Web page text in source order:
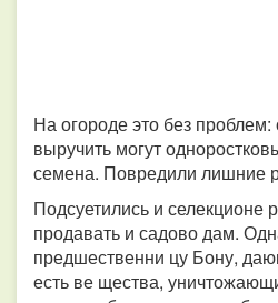
На огороде это без
выручить могут
семена. Повредили лишние
Подсуетились и
продавать и садово дам.
предшественни цу Бону,
есть ве щества,